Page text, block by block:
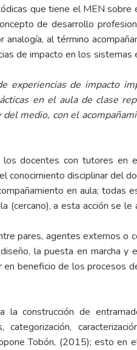
que tiene el MEN sobre
de desarrollo
al término
de impacto en los
de impacto
en el aula de clase
del medio, con el
docentes con tutores en
disciplinar del
en aula; todas
a esta acción se
pares, agentes externos o
la puesta en marcha
beneficio de los procesos
construcción de
Tobón, (2015); esto